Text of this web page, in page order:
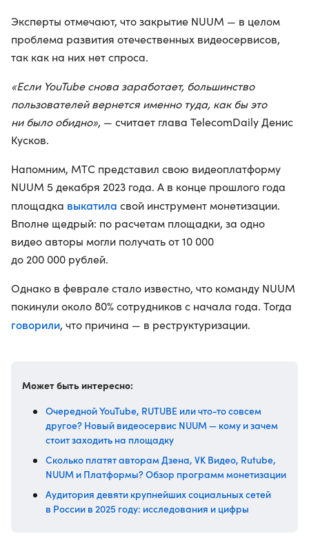
Эксперты отмечают, что закрытие NUUM — в целом
проблема развития отечественных видеосервисов,
так как на них нет спроса.
«Если YouTube снова заработает, большинство
пользователей вернется именно туда, как бы это
ни было обидно», — считает глава TelecomDaily Денис
Кусков.
Напомним, МТС представил свою видеоплатформу
NUUM 5 декабря 2023 года. А в конце прошлого года
площадка выкатила свой инструмент монетизации.
Вполне щедрый: по расчетам площадки, за одно
видео авторы могли получать от 10 000
до 200 000 рублей.
Однако в феврале стало известно, что команду NUUM
покинули около 80% сотрудников с начала года. Тогда
говорили, что причина — в реструктуризации.
Может быть интересно:
Очередной YouTube, RUTUBE или что-то совсем
другое? Новый видеосервис NUUM — кому и зачем
стоит заходить на площадку
Сколько платят авторам Дзена, VK Видео, Rutube,
NUUM и Платформы? Обзор программ монетизации
Аудитория девяти крупнейших социальных сетей
в России в 2025 году: исследования и цифры